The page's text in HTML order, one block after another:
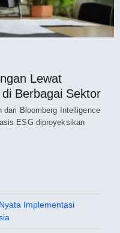
Lewat
Berbagai Sektor
dari Bloomberg Intelligence
ESG diproyeksikan
Implementasi